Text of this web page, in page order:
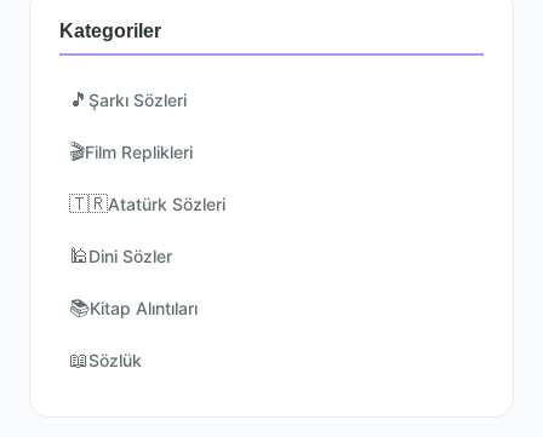
Kategoriler
🎵 Şarkı Sözleri
🎬Film Replikleri
🇹🇷Atatürk Sözleri
🕌Dini Sözler
📚Kitap Alıntıları
📖Sözlük